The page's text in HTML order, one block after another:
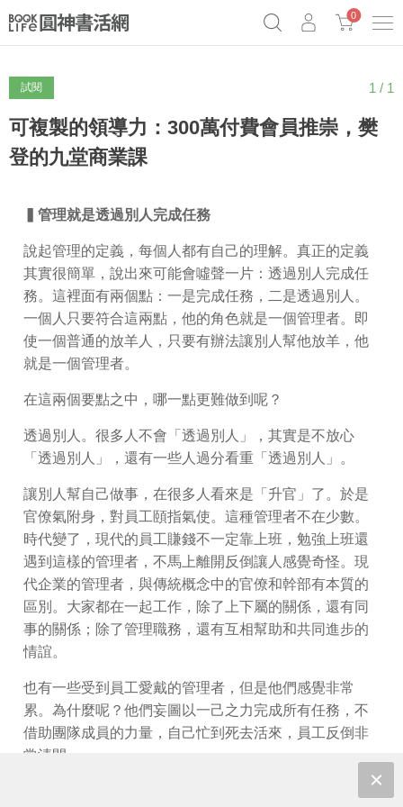
0
試閱 1 / 1
可複製的領導力：300萬付費會員推崇，樊
登的九堂商業課
▍管理就是透過別人完成任務
說起管理的定義，每個人都有自己的理解。真正的定義
其實很簡單，說出來可能會噓聲一片：透過別人完成任
務。這裡面有兩個點：一是完成任務，二是透過別人。
一個人只要符合這兩點，他的角色就是一個管理者。即
使一個普通的放羊人，只要有辦法讓別人幫他放羊，他
就是一個管理者。
在這兩個要點之中，哪一點更難做到呢？
透過別人。很多人不會「透過別人」，其實是不放心
「透過別人」，還有一些人過分看重「透過別人」。
讓別人幫自己做事，在很多人看來是「升官」了。於是
官僚氣附身，對員工頤指氣使。這種管理者不在少數。
時代變了，現代的員工賺錢不一定靠上班，勉強上班還
遇到這樣的管理者，不馬上離開反倒讓人感覺奇怪。現
代企業的管理者，與傳統概念中的官僚和幹部有本質的
區別。大家都在一起工作，除了上下屬的關係，還有同
事的關係；除了管理職務，還有互相幫助和共同進步的
情誼。
也有一些受到員工愛戴的管理者，但是他們感覺非常
累。為什麼呢？他們妄圖以一己之力完成所有任務，不
借助團隊成員的力量，自己忙到死去活來，員工反倒非
常清閒。